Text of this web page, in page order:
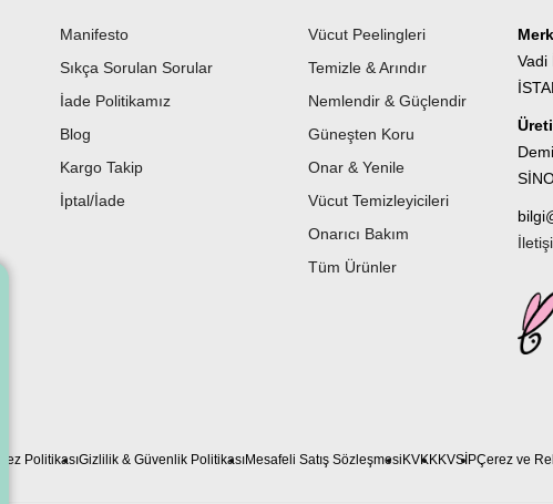
Manifesto
Sıkça Sorulan Sorular
İade Politikamız
Blog
Kargo Takip
İptal/İade
Vücut Peelingleri
Temizle & Arındır
Nemlendir & Güçlendir
Güneşten Koru
Onar & Yenile
Vücut Temizleyicileri
Onarıcı Bakım
Tüm Ürünler
Vadi
PolitikasıGizlilik & Güvenlik PolitikasıMesafeli Satış Sözleşmesi KVKKKVSİPÇerez ve